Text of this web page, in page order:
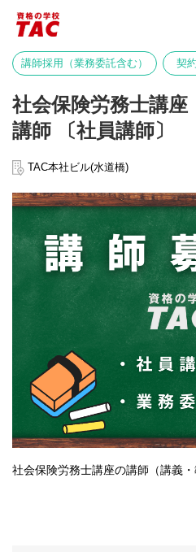
講師採用（業務委託含む） 契
社会保険労務士講
講師 〔社員講師〕
TAC本社ビル(水道橋)
社会保険労務士講座の講師（講義・